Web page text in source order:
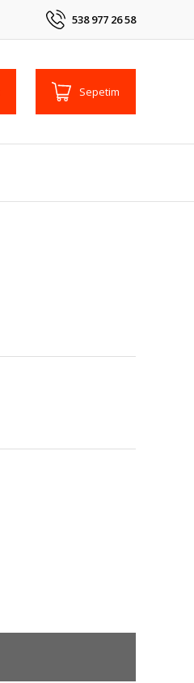
538 977 26 58
Sepetim